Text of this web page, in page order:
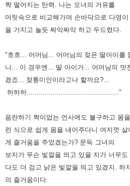
짝 떨어지는 탄력. 나는 모녀의 거유를
머릿속으로 비교해가며 손바닥으로 다영이
을 가지고 놀듯 짜악짜악 하고 두드렸다.
"흐흐... 어머님... 어머님의 젖은 딸아이를
니... 이 경우엔... 딸 아이가... 어머님의 멋
겠죠... 젖통미인이라고나 할까요?...
하하하.............................................."
음란하기 짝이없는 언사에도 불구하고 몸
런 식으로 쉽게 몸을 내어주다니 여지껏 살
게 즐거움을 주었겠는가? 문득 그녀의
보지가 무슨 빛깔을 띄고 있을 지가 너무
다도 더 검고 낡은 빛깔을 띄고 있겠지. 하
의 즐거움이다.